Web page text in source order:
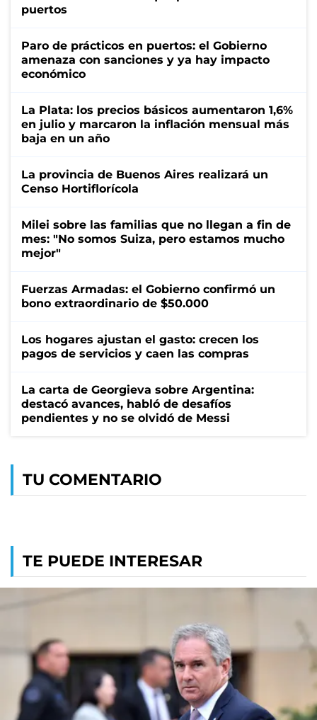
puertos
Paro de prácticos en puertos: el Gobierno
amenaza con sanciones y ya hay impacto
económico
La Plata: los precios básicos aumentaron 1,6%
en julio y marcaron la inflación mensual más
baja en un año
La provincia de Buenos Aires realizará un
Censo Hortiflorícola
Milei sobre las familias que no llegan a fin de
mes: "No somos Suiza, pero estamos mucho
mejor"
Fuerzas Armadas: el Gobierno confirmó un
bono extraordinario de $50.000
Los hogares ajustan el gasto: crecen los
pagos de servicios y caen las compras
La carta de Georgieva sobre Argentina:
destacó avances, habló de desafíos
pendientes y no se olvidó de Messi
TU COMENTARIO
TE PUEDE INTERESAR